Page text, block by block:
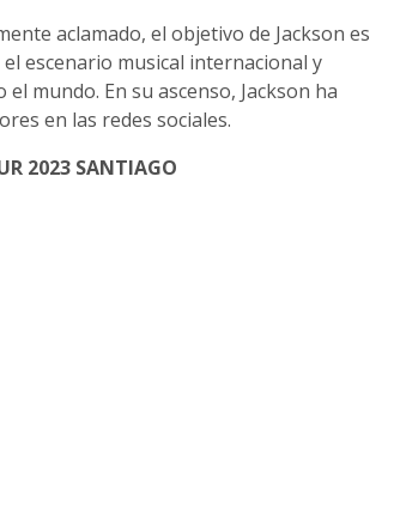
aclamado, el objetivo de Jackson es
escenario musical internacional y
mundo. En su ascenso, Jackson ha
en las redes sociales.
2023 SANTIAGO